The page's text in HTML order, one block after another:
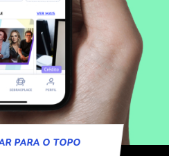
PARA O TOPO